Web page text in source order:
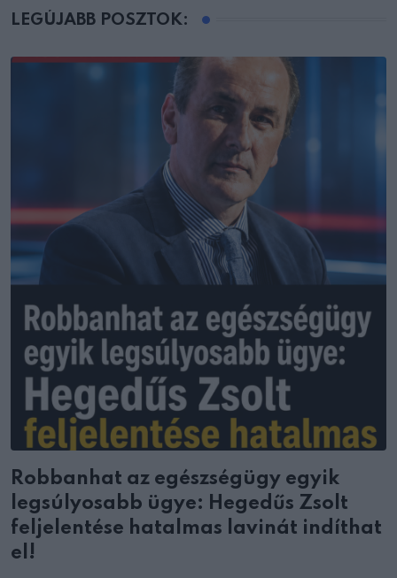
LEGÚJABB POSZTOK:
Robbanhat az egészségügy egyik
legsúlyosabb ügye: Hegedűs Zsolt
feljelentése hatalmas lavinát indíthat
el!